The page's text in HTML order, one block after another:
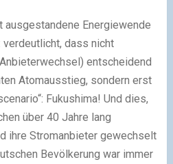
ausgestandene Energiewende
dass nicht
entscheidend
Atomausstieg, sondern erst
Fukushima! Und dies,
über 40 Jahre lang
ihre Stromanbieter gewechselt
Bevölkerung war immer